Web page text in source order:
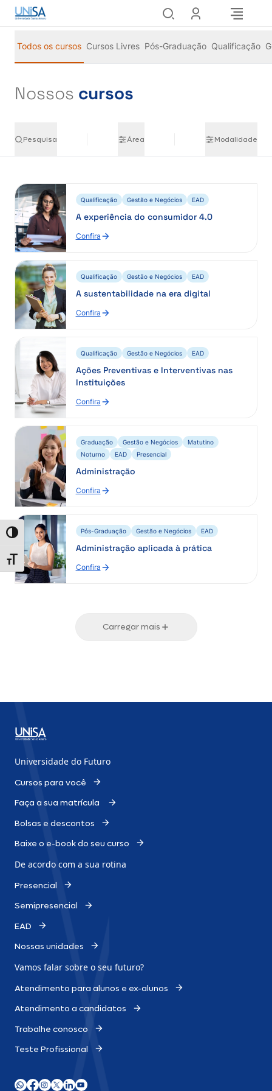
Alternar alto contraste
Alternar tamanho da fonte
Todos os cursos Cursos Livres Pós-Graduação Qualificação
Nossos cursos
Pesquisa Área Modalidade
Qualificação Gestão e Negócios EAD
A experiência do consumidor 4.0
Confira
Qualificação Gestão e Negócios EAD
A sustentabilidade na era digital
Confira
Qualificação Gestão e Negócios EAD
Ações Preventivas e Interventivas nas
Instituições
Confira
Graduação Gestão e Negócios
Matutino
Noturno
EAD Presencial
Administração
Confira
Pós-Graduação Gestão e Negócios EAD
Administração aplicada à prática
Confira
Carregar mais
Universidade do Futuro
Cursos para você
Faça a sua matrícula
Bolsas e descontos
Baixe o e-book do seu curso
De acordo com a sua rotina
Presencial
Semipresencial
EAD
Nossas unidades
Vamos falar sobre o seu futuro?
Atendimento para alunos e ex-alunos
Atendimento a candidatos
Trabalhe conosco
Teste Profissional